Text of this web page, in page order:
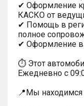
✔ Оформление
КАСКО от
✔ Помощь в
полное
✔ Оформление
⏱ Этот
Ежедневно с
📍Мы находимся